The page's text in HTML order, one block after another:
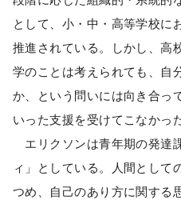
として、小・中・高等学校に
推進されている。しかし、高
学のことは考えられても、自
か、という問いには向き合っ
いった支援を受けてこなかっ
エリクソンは青年期の発達
ィ」としている。人間として
つめ、自己のあり方に関する